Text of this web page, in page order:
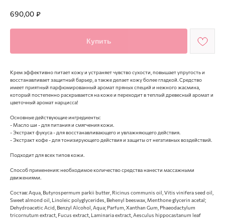
690,00 ₽
Купить
Крем эффективно питает кожу и устраняет чувство сухости, повышает упругость и
восстанавливает защитный барьер, а также делает кожу более гладкой. Средство
имеет приятный парфюмированный аромат пряных специй и нежного жасмина,
который постепенно раскрывается на коже и переходит в теплый древесный аромат и
цветочный аромат нарцисса!
Основные действующие ингредиенты:
- Масло ши - для питания и смягчения кожи.
- Экстракт фукуса - для восстанавливающего и увлажняющего действия.
- Экстракт кофе - для тонизирующего действия и защиты от негативных воздействий.
Подходит для всех типов кожи.
Способ применения: необходимое количество средства нанести массажными
движениями.
Состав: Aqua, Butyrospermum parkii butter, Ricinus communis oil, Vitis vinifera seed oil,
Sweet almond oil, Linoleic polyglycerides, Behenyl beeswax, Menthone glycerin acetal;
Dehydroacetic Acid, Benzyl Alcohol, Aqua; Parfum, Xanthan Gum, Phaeodactylum
tricornutum extract, Fucus extract, Laminaria extract, Аesculus hippocastanum leaf